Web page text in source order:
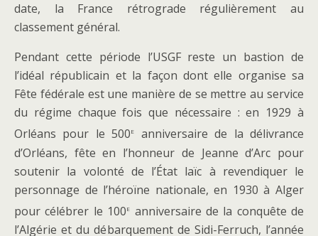
date, la France rétrograde régulièrement au
classement général.
Pendant cette période l’USGF reste un bastion de
l’idéal républicain et la façon dont elle organise sa
Fête fédérale est une manière de se mettre au service
du régime chaque fois que nécessaire : en 1929 à
Orléans pour le 500e anniversaire de la délivrance
d’Orléans, fête en l’honneur de Jeanne d’Arc pour
soutenir la volonté de l’État laïc à revendiquer le
personnage de l’héroïne nationale, en 1930 à Alger
pour célébrer le 100e anniversaire de la conquête de
l’Algérie et du débarquement de Sidi-Ferruch, l’année